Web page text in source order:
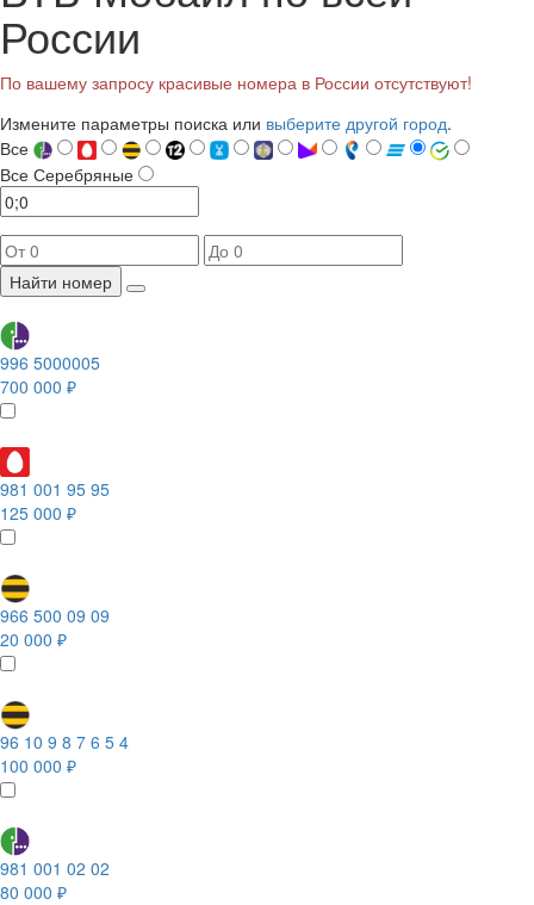
России
По вашему запросу красивые номера в России отсутствуют!
Измените параметры поиска или выберите другой город.
Все
Все Серебряные
Найти номер
996 5000005
700 000 ₽
981 001 95 95
125 000 ₽
966 500 09 09
20 000 ₽
96 10 9 8 7 6 5 4
100 000 ₽
981 001 02 02
80 000 ₽